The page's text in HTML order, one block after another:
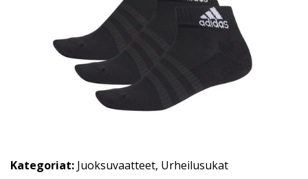
Kategoriat: Juoksuvaatteet, Urheilusukat